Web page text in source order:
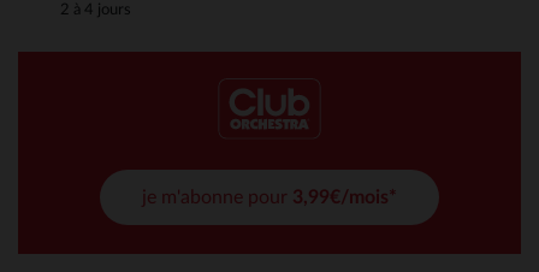
2 à 4 jours
je m'abonne pour 3,99€/mois*